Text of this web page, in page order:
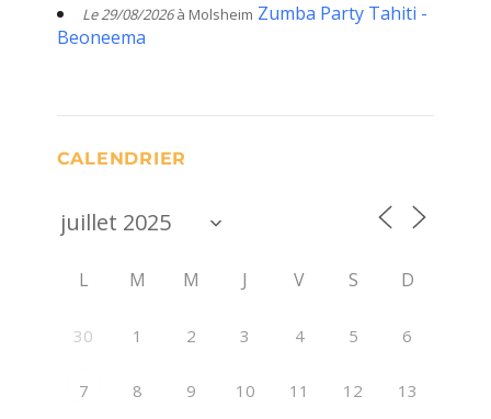
Le 29/08/2026à Molsheim Zumba Party Tahiti -
Beoneema
CALENDRIER
L M M J V S D
30 1 2 3 4 5 6
7 8 9 10 11 12 13